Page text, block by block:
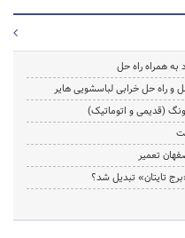
و راه حل خرابی لباسشویی هایر
(قدیمی و اتوماتیک)
تایتان» تبدیل شد؟